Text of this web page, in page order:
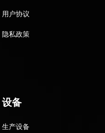
用户协议
隐私政策
设备
生产设备